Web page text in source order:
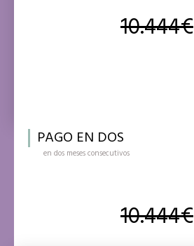
10.444€
PAGO EN DOS
en dos meses consecutivos
10.444€